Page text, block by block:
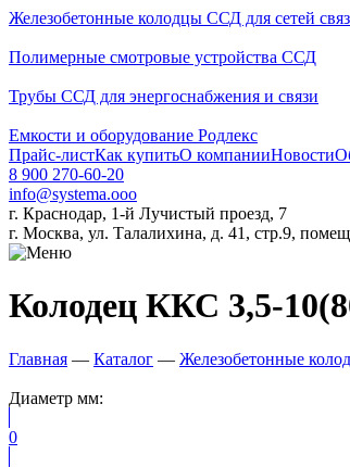
Железобетонные колодцы ССД для сетей
Полимерные смотровые устройства ССД
Трубы ССД для энергоснабжения и связи
Емкости и оборудование Родлекс
Прайс-листКак купитьО компанииНовости
8 900 270-60-20
info@systema.ooo
г. Краснодар, 1-й Лучистый проезд, 7
г. Москва, ул. Талалихина, д. 41, стр.9,
Колодец ККС 3,5-
Главная — Каталог — Железобетонные
Диаметр мм:
0